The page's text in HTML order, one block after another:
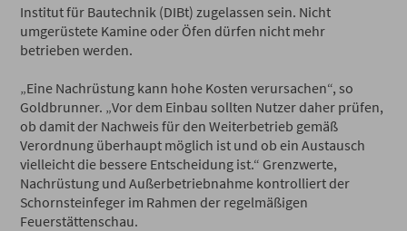
Institut für Bautechnik (DIBt) zugelassen sein. Nicht
umgerüstete Kamine oder Öfen dürfen nicht mehr
betrieben werden.
„Eine Nachrüstung kann hohe Kosten verursachen“, so
Goldbrunner. „Vor dem Einbau sollten Nutzer daher prüfen,
ob damit der Nachweis für den Weiterbetrieb gemäß
Verordnung überhaupt möglich ist und ob ein Austausch
vielleicht die bessere Entscheidung ist.“ Grenzwerte,
Nachrüstung und Außerbetriebnahme kontrolliert der
Schornsteinfeger im Rahmen der regelmäßigen
Feuerstättenschau.